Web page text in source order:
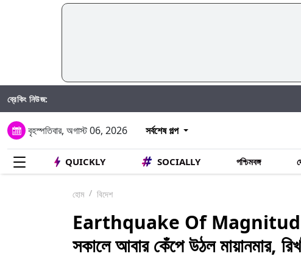
ব্রেকিং নিউজ: AC
বৃহস্পতিবার, অগাস্ট 06, 2026 সর্বশেষ গল্প
QUICKLY SOCIALLY পশ্চিমবঙ্গ
হোম বিদেশ
Earthquake Of
সকালে আবার কেঁপে উঠল মায়ানমার,